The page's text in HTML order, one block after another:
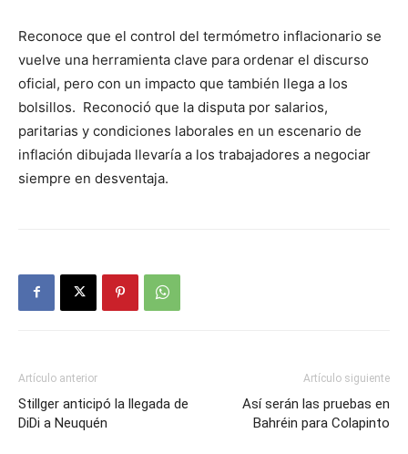
Reconoce que el control del termómetro inflacionario se
vuelve una herramienta clave para ordenar el discurso
oficial, pero con un impacto que también llega a los
bolsillos. Reconoció que la disputa por salarios,
paritarias y condiciones laborales en un escenario de
inflación dibujada llevaría a los trabajadores a negociar
siempre en desventaja.
Artículo anterior
Stillger anticipó la llegada de
DiDi a Neuquén
Artículo siguiente
Así serán las pruebas en
Bahréin para Colapinto